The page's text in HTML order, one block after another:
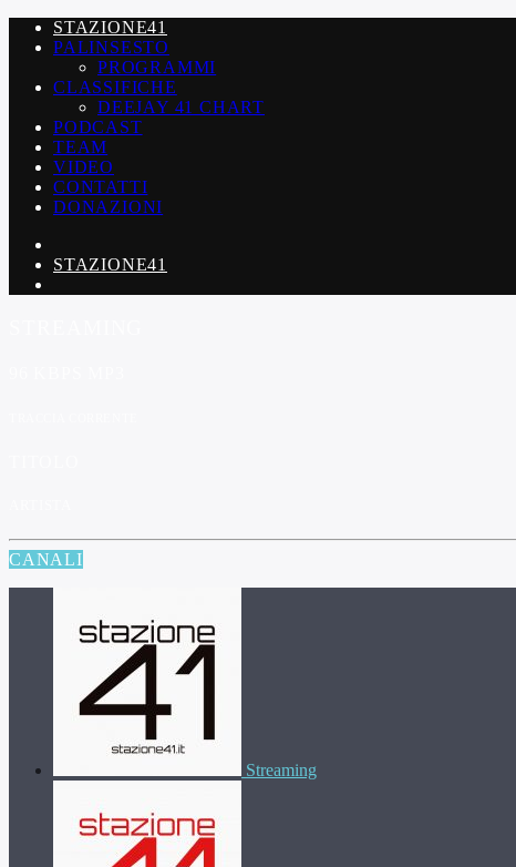
STAZIONE41
PALINSESTO
PROGRAMMI
CLASSIFICHE
DEEJAY 41 CHART
PODCAST
TEAM
VIDEO
CONTATTI
DONAZIONI
STAZIONE41
CANALI
Streaming